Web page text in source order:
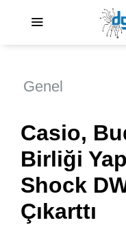
Genel
Casio,
Birliği
Shock
Çıkarttı